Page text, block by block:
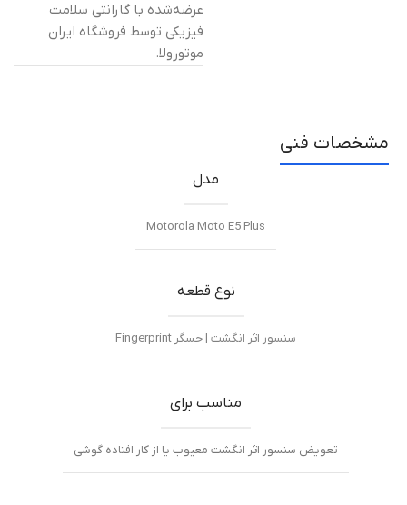
عرضه‌شده با گارانتی سلامت
فیزیکی توسط فروشگاه ایران
موتورولا.
مشخصات فنی
مدل
Motorola Moto E5 Plus
نوع قطعه
سنسور اثر انگشت | حسگر Fingerprint
مناسب برای
تعویض سنسور اثر انگشت معیوب یا از کار افتاده گوشی